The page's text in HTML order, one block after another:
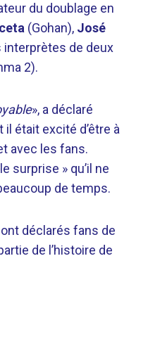
du doublage en
(Gohan), José
interprètes de deux
2).
», a déclaré
était excité d’être à
avec les fans.
surprise » qu’il ne
de temps.
déclarés fans de
de l’histoire de